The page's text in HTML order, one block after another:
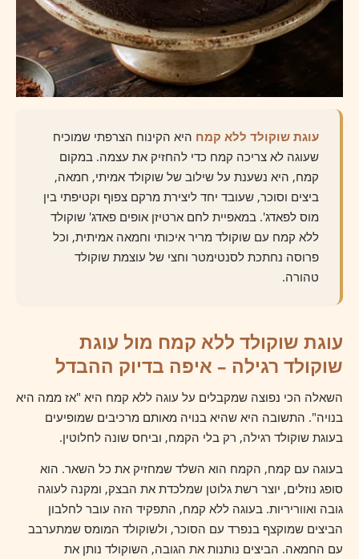
עוגת שוקולד ללא קמח היא הקינוח הצרפתי שמוכיח
שעוגה לא צריכה קמח כדי להחזיק את עצמה. במקום
קמח, היא נשענת על שילוב של שוקולד אמיתי, חמאה,
ביצים וסוכר, שעובד יחד ליצירת מרקם צפוף וקטיפתי בין
מוס לפאדג'. במאפיית לחם ארטיזן אופים פאדג' שוקולד
ללא קמח עם שוקולד מריר איכותי וחמאה אמיתית, וכל
פרוסה נחתכת לסנטימטר וחצי של עוצמת שוקולד
טהורה.
עוגת שוקולד ללא קמח מול עוגת
שוקולד רגילה – איפה בדיוק ההבדל
השאלה הכי נפוצה שמקבלים על עוגה ללא קמח היא "אז ממה היא
בנויה". התשובה היא שהיא בנויה מאותם מרכיבים שמופיעים
בעוגת שוקולד רגילה, רק בלי הקמח, וביחס שונה לחלוטין.
בעוגה עם קמח, הקמח הוא השלד שמחזיק את כל השאר. הוא
סופג נוזלים, יוצר רשת גלוטן שמלכדת את הבצק, ומקנה לעוגה
גובה ואווריריות. בעוגה ללא קמח, התפקיד הזה עובר לחלבון
הביצים שמוקצף בנפרד עם הסוכר, ולשוקולד המומס שמתערבב
עם החמאה. הביצים נותנות את הגובה, השוקולד נותן את